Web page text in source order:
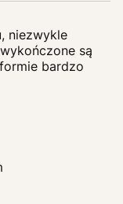
niezwykle
są
bardzo